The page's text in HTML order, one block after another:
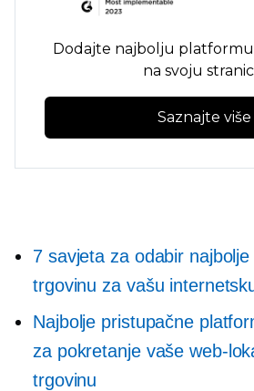
Dodajte najbolju
na svoju
Saznajte više
7 savjeta za odabir
trgovinu za vašu
Najbolje pristupačne
za pokretanje vaše web-
trgovinu